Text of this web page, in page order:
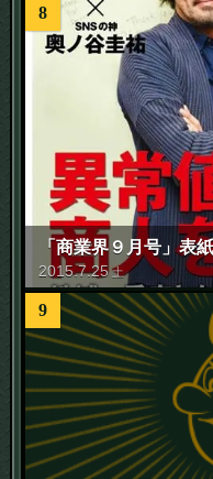
8
「商業界９月号」表
2015.7.25 土
9